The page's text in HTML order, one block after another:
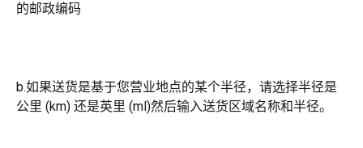
的邮政编码
b.如果送货是基于您营业地点的某个半径，请选择半径是
公里 (km) 还是英里 (ml)然后输入送货区域名称和半径。